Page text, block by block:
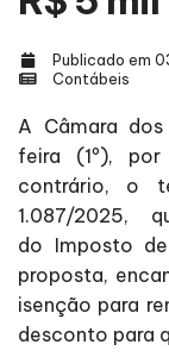
Publicado em
Contábeis
A Câmara
feira (1º),
contrário, o
1.087/2025,
do Imposto
proposta,
isenção para
desconto para